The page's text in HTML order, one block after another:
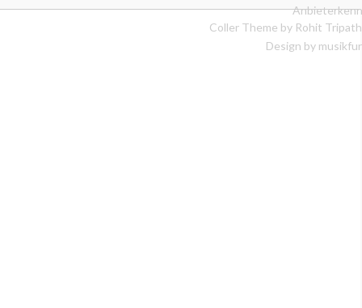
Coller Theme by Rohit
Design by